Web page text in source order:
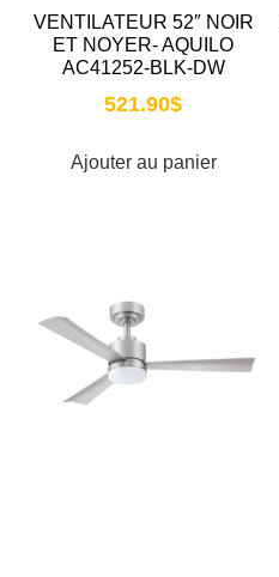
VENTILATEUR 52″ NOIR
ET NOYER- AQUILO
AC41252-BLK-DW
521.90$
Ajouter au panier